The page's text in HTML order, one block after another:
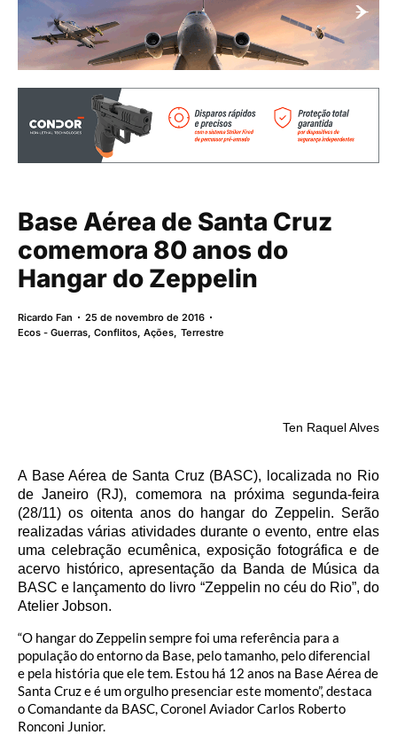
Base Aérea de Santa Cruz
comemora 80 anos do
Hangar do Zeppelin
Ricardo Fan
25 de novembro de 2016
Ecos - Guerras, Conflitos, Ações,Terrestre
Ten Raquel Alves
A Base Aérea de Santa Cruz (BASC), localizada no Rio
de Janeiro (RJ), comemora na próxima segunda-feira
(28/11) os oitenta anos do hangar do Zeppelin. Serão
realizadas várias atividades durante o evento, entre elas
uma celebração ecumênica, exposição fotográfica e de
acervo histórico, apresentação da Banda de Música da
BASC e lançamento do livro “Zeppelin no céu do Rio”, do
Atelier Jobson.
“O hangar do Zeppelin sempre foi uma referência para a
população do entorno da Base, pelo tamanho, pelo diferencial
e pela história que ele tem. Estou há 12 anos na Base Aérea de
Santa Cruz e é um orgulho presenciar este momento”, destaca
o Comandante da BASC, Coronel Aviador Carlos Roberto
Ronconi Junior.